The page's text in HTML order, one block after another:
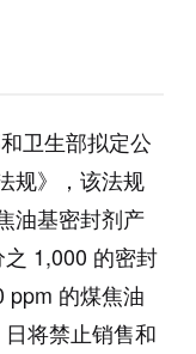
卫生部拟定公
规》，该法规
油基密封剂产
1,000 的密封
ppm 的煤焦油
将禁止销售和